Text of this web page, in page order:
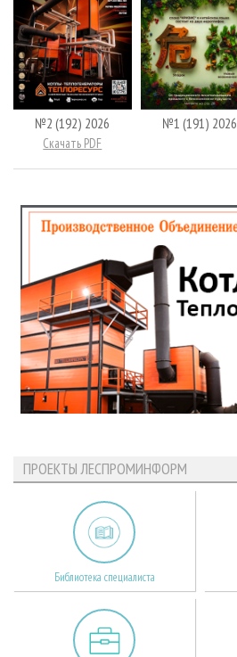
№2 (192) 2026
Скачать PDF
№1 (191) 2026
ПРОЕКТЫ ЛЕСПРОМИНФОРМ
Библиотека специалиста